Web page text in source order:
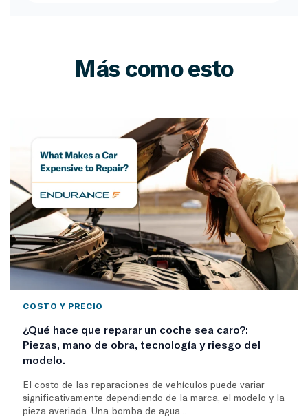
Más como esto
COSTO Y PRECIO
¿Qué hace que reparar un coche sea caro?:
Piezas, mano de obra, tecnología y riesgo del
modelo.
El costo de las reparaciones de vehículos puede variar
significativamente dependiendo de la marca, el modelo y la
pieza averiada. Una bomba de agua...